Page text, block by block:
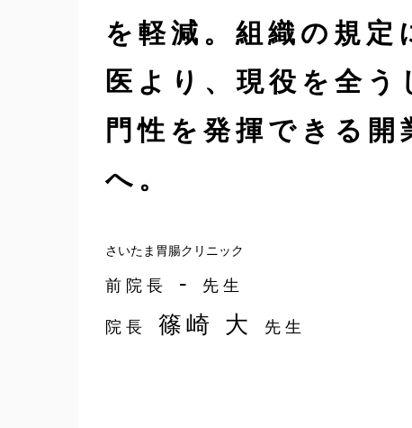
を軽減。組織の規定
医より、現役を全う
門性を発揮できる開
へ。
さいたま胃腸クリニック
前院長 - 先生
院長 篠崎 大 先生